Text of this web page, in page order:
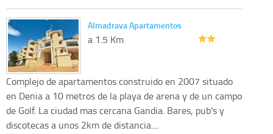
Almadrava Apartamentos
a 1.5 Km
Complejo de apartamentos construido en 2007 situado
en Denia a 10 metros de la playa de arena y de un campo
de Golf. La ciudad mas cercana Gandia. Bares, pub's y
discotecas a unos 2km de distancia....